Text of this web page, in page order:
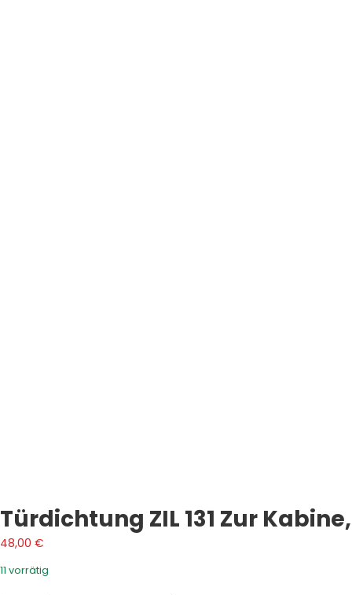
Türdichtung ZIL 131 Zur
48,00 €
11 vorrätig